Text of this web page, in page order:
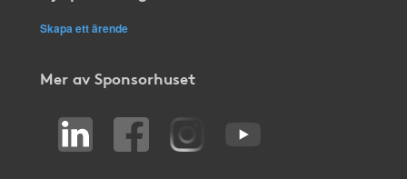
Skapa ett ärende
Mer av Sponsorhuset